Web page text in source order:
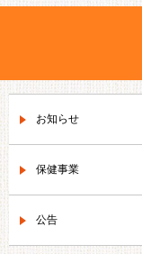
お知らせ
保健事業
公告